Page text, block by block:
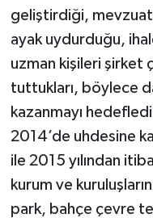
geliştirdiği,
ayak uydurduğu,
uzman kişileri şirket
tuttukları, böylece
kazanmayı
2014’de uhdesine
ile 2015 yılından
kurum ve
park, bahçe çevre